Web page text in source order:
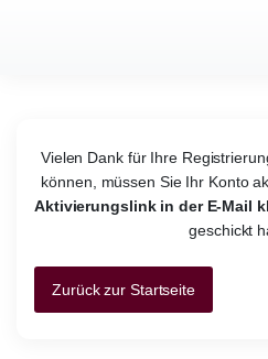
Vielen Dank für Ihre
können, müssen Sie Ihr Konto
Aktivierungslink in der E-Mail
geschickt
Zurück zur Startseite